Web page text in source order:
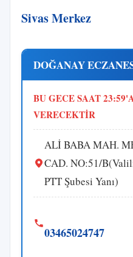
Sivas Merkez
DOĞANAY
BU GECE SAAT
VERECEKTİR
ALİ BABA MAH.
CAD. NO:51/
PTT Şubesi Yanı)
03465024747